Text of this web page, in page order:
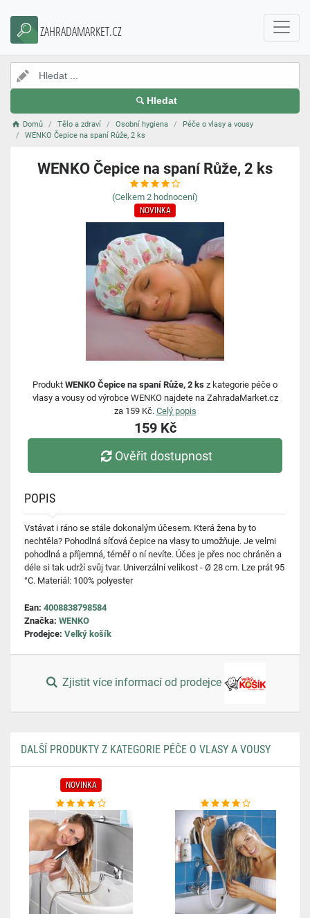
ZAHRADAMARKET.CZ
Hledat
Domů Tělo a zdraví Osobní hygiena
Péče o vlasy a vousy
WENKO Čepice na spaní Růže, 2 ks
WENKO Čepice na spaní Růže, 2 ks
(Celkem 2 hodnocení)
NOVINKA
Produkt WENKO Čepice na spaní Růže, 2 ks z kategorie péče o
vlasy a vousy od výrobce WENKO najdete na ZahradaMarket.cz
za 159 Kč. Celý popis
159 Kč
Ověřit dostupnost
POPIS
Vstávat i ráno se stále dokonalým účesem. Která žena by to
nechtěla? Pohodlná síťová čepice na vlasy to umožňuje. Je velmi
pohodlná a příjemná, téměř o ní nevíte. Účes je přes noc chráněn a
déle si tak udrží svůj tvar. Univerzální velikost - Ø 28 cm. Lze prát 95
°C. Materiál: 100% polyester
Ean: 4008838798584
Značka: WENKO
Prodejce: Velký košík
Zjistit více informací od prodejce
DALŠÍ PRODUKTY Z KATEGORIE PÉČE O VLASY A VOUSY
NOVINKA